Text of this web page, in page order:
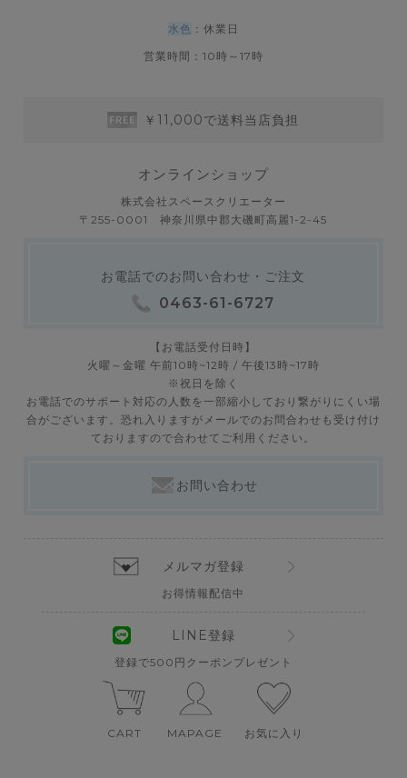
水色 ：休業日
営業時間：10時～17時
￥11,000で送料当店負担
オンラインショップ
株式会社スペースクリエーター
〒255-0001 神奈川県中郡大磯町高麗1-2-45
お電話でのお問い合わせ・ご注文
0463-61-6727
【お電話受付日時】
火曜～金曜 午前10時~12時 / 午後13時~17時
※祝日を除く
お電話でのサポート対応の人数を一部縮小しており繋がりにくい場
合がございます。恐れ入りますがメールでのお問合わせも受け付け
ておりますので合わせてご利用ください。
お問い合わせ
メルマガ登録
お得情報配信中
LINE登録
登録で500円クーポンプレゼント
CART MAPAGE お気に入り